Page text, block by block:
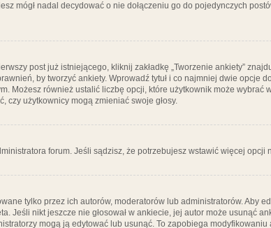
mógł nadal decydować o nie dołączeniu go do pojedynczych
post już istniejącego, kliknij zakładkę „Tworzenie ankiety”
by tworzyć ankiety. Wprowadź tytuł i co najmniej dwie opcje
Możesz również ustalić liczbę opcji, które użytkownik może wybrać
czy użytkownicy mogą zmieniać swoje głosy.
forum. Jeśli sądzisz, że potrzebujesz wstawić więcej
tylko przez ich autorów, moderatorów lub administratorów. Aby
Jeśli nikt jeszcze nie głosował w ankiecie, jej autor może usunąć
mogą ją edytować lub usunąć. To zapobiega modyfikowaniu